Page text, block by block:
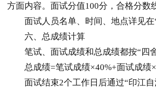
方面内容。面试分值100分，合格分数
面试人员名单、时间、地点详见在“
六、总成绩计算
笔试、面试成绩和总成绩都按“四舍
总成绩=笔试成绩×40%+面试成绩
面试结束2个工作日后通过“印江自